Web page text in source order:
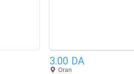
3.00 DA
Oran